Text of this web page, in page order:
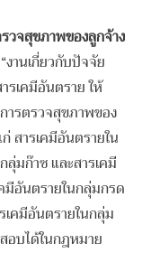
วจสุขภาพของลูกจ้าง
านเกี่ยวกับปัจจัย
รเคมีอันตราย ให้
ารตรวจสุขภาพของ
สารเคมีอันตรายใน
มก๊าซ และสารเคมี
อันตรายในกลุ่มกรด
คมีอันตรายในกลุ่ม
อบได้ในกฎหมาย